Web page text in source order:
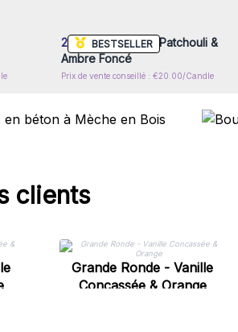
BESTSELLER
2x Grande Rond - Patchouli &
Ambre Foncé
Prix de vente conseillé : €20.00/Candle
clients
Grande Ronde - Vanille
Concassée & Orange